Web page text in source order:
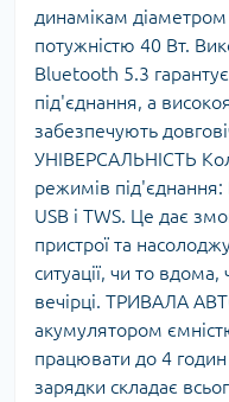
динамікам
потужністю 40 Вт.
Bluetooth 5.3
під'єднання, а
забезпечують
УНІВЕРСАЛЬНІСТЬ
режимів під'єднання:
USB і TWS. Це дає
пристрої та
ситуації, чи то
вечірці. ТРИВАЛА
акумулятором
працювати до 4 годин
зарядки складає